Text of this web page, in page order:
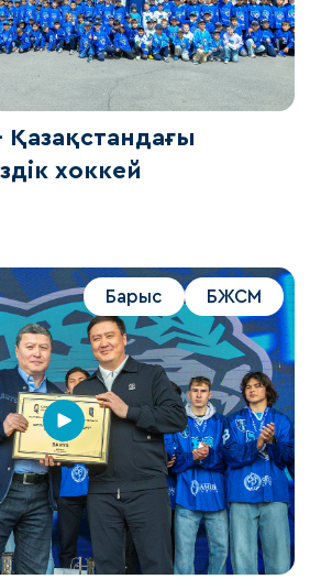
хоккей
Барыс БЖСМ